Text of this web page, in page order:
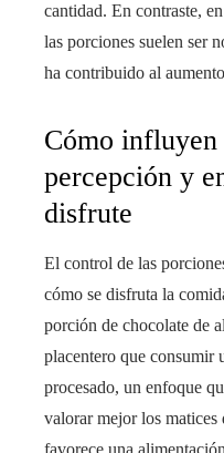
cantidad. En contraste,
las porciones suelen ser
ha contribuido al
Cómo influyen
percepción y
disfrute
El control de las
cómo se disfruta la
porción de chocolate de
placentero que consumir
procesado, un enfoque
valorar mejor los matices
favorece una